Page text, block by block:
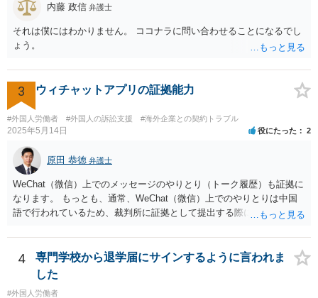
内藤 政信 弁護士
それは僕にはわかりません。 ココナラに問い合わせることになるでし
ょう。
3 ウィチャットアプリの証拠能力
#外国人労働者 #外国人の訴訟支援 #海外企業との契約トラブル
2025年5月14日 役にたった 2
原田 恭徳 弁護士
WeChat（微信）上でのメッセージのやりとり（トーク履歴）も証拠に
なります。 もっとも、通常、WeChat（微信）上でのやりとりは中国
語で行われているため、裁判所に証拠として提出する際には日本語の
4
専門学校から退学届にサインするように言われま
した
#外国人労働者